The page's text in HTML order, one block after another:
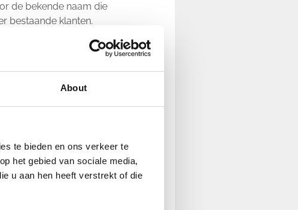
About
te bieden en ons verkeer te
het gebied van sociale media,
u aan hen heeft verstrekt of die
de bekende naam die
bestaande klanten.
te vergroten. Het zijn
digitale billboards zijn als
doelgroep herhaaldelijk